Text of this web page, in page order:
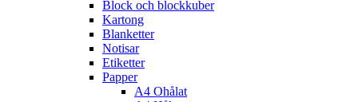
Block och blockkuber
Kartong
Blanketter
Notisar
Etiketter
Papper
A4 Ohålat